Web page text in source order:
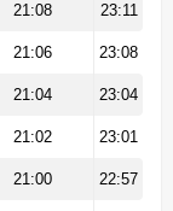
21:08 23:11
21:06 23:08
21:04 23:04
21:02 23:01
21:00 22:57